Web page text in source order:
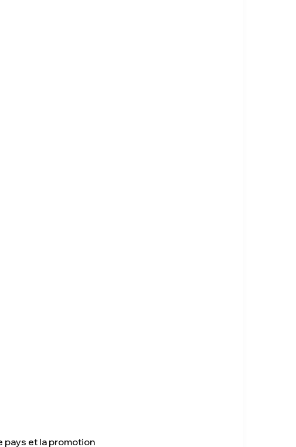
pays et la promotion